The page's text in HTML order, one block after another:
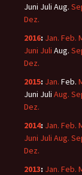
Juni Juli Aug.
Dez.
2016: Jan. Feb.
Juni Juli Aug.
Dez.
2015: Jan. Feb.
Juni Juli Aug.
Dez.
2014: Jan. Feb.
Juni Juli Aug.
Dez.
2013: Jan. Feb.